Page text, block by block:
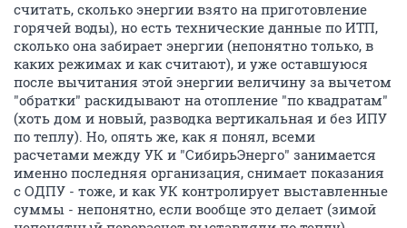
считать, сколько энергии взято на приготовление
горячей воды), но есть технические данные по ИТП,
сколько она забирает энергии (непонятно только, в
каких режимах и как считают), и уже оставшуюся
после вычитания этой энергии величину за вычетом
"обратки" раскидывают на отопление "по квадратам"
(хоть дом и новый, разводка вертикальная и без ИПУ
по теплу). Но, опять же, как я понял, всеми
расчетами между УК и "СибирьЭнерго" занимается
именно последняя организация, снимает показания
с ОДПУ - тоже, и как УК контролирует выставленные
суммы - непонятно, если вообще это делает (зимой